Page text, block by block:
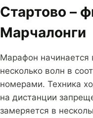
Стартово –
Марчалонги
Марафон начинается
несколько волн в
номерами. Техника
на дистанции
замеряется в